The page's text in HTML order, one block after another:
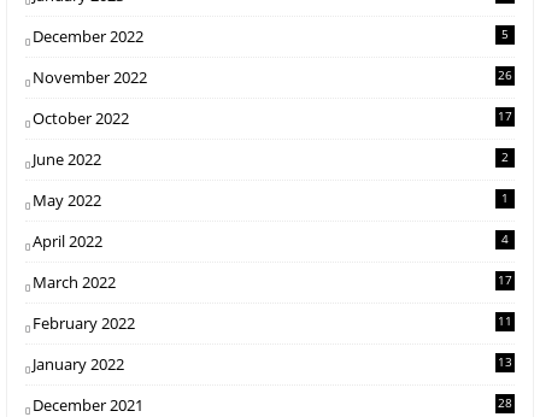
December 2022 5
November 2022 26
October 2022 17
June 2022 2
May 2022 1
April 2022 4
March 2022 17
February 2022 11
January 2022 13
December 2021 28